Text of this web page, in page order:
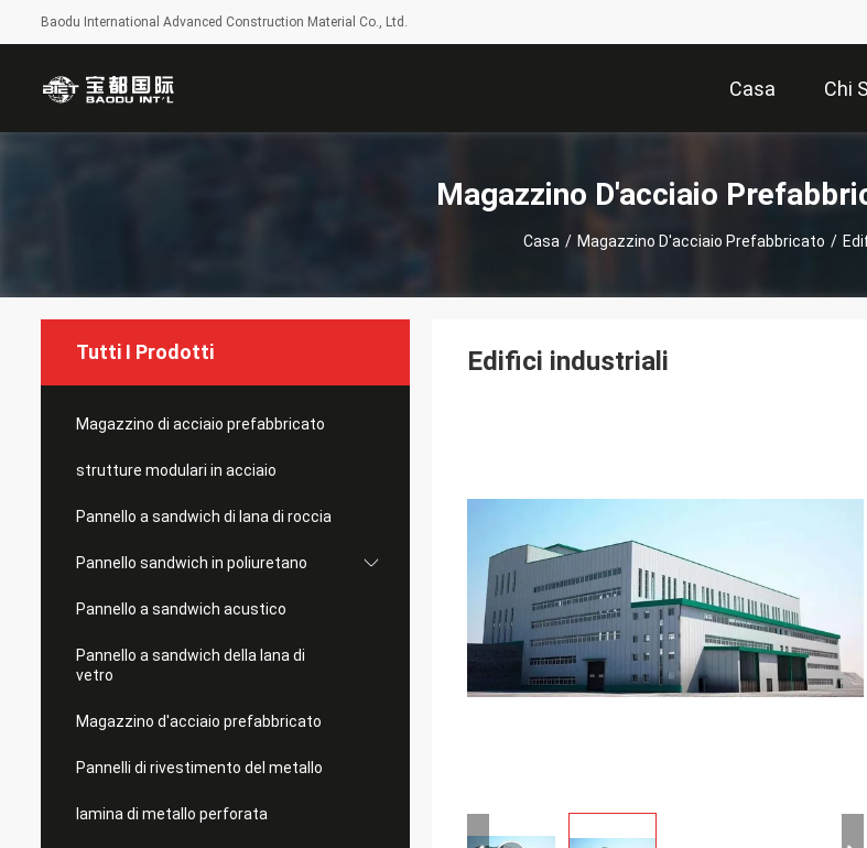
Baodu International Advanced Construction Material Co., Ltd.
Casa Chi
Magazzino D'acciaio
Casa / Magazzino D'acciaio Prefabbricato /
Tutti I Prodotti
Magazzino di acciaio prefabbricato
strutture modulari in acciaio
Pannello a sandwich di lana di roccia
Pannello sandwich in poliuretano
Pannello a sandwich acustico
Pannello a sandwich della lana di
vetro
Magazzino d'acciaio prefabbricato
Pannelli di rivestimento del metallo
lamina di metallo perforata
Edifici industriali